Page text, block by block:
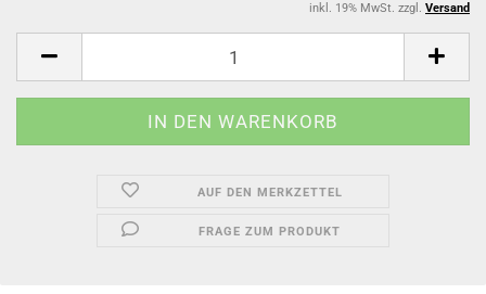
inkl. 19% MwSt. zzgl. Versand
AUF DEN MERKZETTEL
FRAGE ZUM PRODUKT